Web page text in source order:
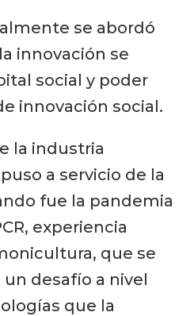
se abordó
innovación se
social y poder
innovación social.
la industria
a servicio de la
fue la pandemia
experiencia
que se
desafío a nivel
que la